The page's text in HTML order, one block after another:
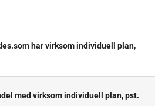
har virksom individuell plan,
med virksom individuell plan, pst.